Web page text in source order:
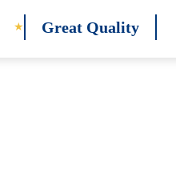
★ Great Quality